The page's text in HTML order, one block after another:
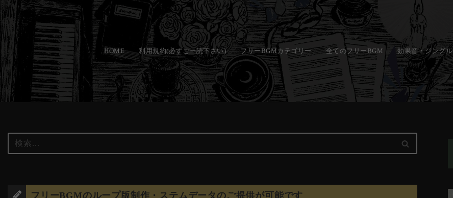
コ
ン
テ
ン
ツ
キ
HOME 利用規約(必ずご一読下さい) フリーBGMカテゴリー 全てのフリーBGM 効果音・ジングル
フリーBGMのループ版制作・ステムデータのご提供が可能です